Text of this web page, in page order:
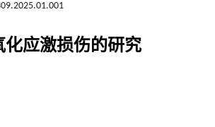
化应激损伤的研究